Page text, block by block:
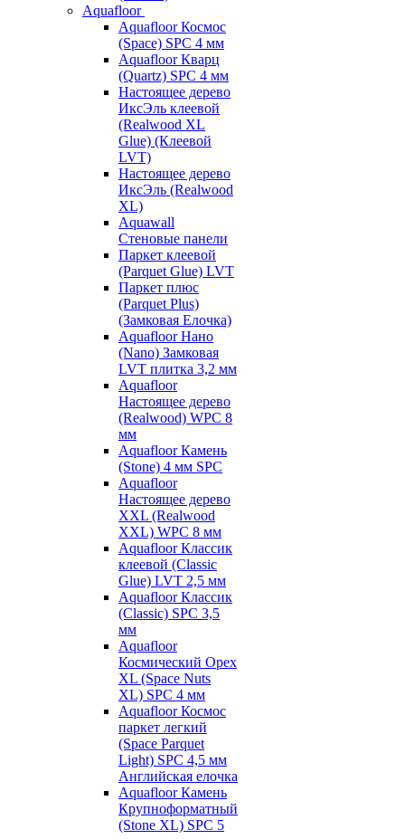
Aquafloor
Aquafloor Космос
(Space) SPC 4 мм
Aquafloor Кварц
(Quartz) SPC 4 мм
Настоящее дерево
ИксЭль клеевой
(Realwood XL
Glue) (Клеевой
LVT)
Настоящее дерево
ИксЭль (Realwood
XL)
Aquawall
Стеновые панели
Паркет клеевой
(Parquet Glue) LVT
Паркет плюс
(Parquet Plus)
(Замковая Елочка)
Aquafloor Нано
(Nano) Замковая
LVT плитка 3,2 мм
Aquafloor
Настоящее дерево
(Realwood) WPC 8
мм
Aquafloor Камень
(Stone) 4 мм SPC
Aquafloor
Настоящее дерево
XXL (Realwood
XXL) WPC 8 мм
Aquafloor Классик
клеевой (Classic
Glue) LVT 2,5 мм
Aquafloor Классик
(Classic) SPC 3,5
мм
Aquafloor
Космический Орех
XL (Space Nuts
XL) SPC 4 мм
Aquafloor Космос
паркет легкий
(Space Parquet
Light) SPC 4,5 мм
Английская елочка
Aquafloor Камень
Крупноформатный
(Stone XL) SPC 5